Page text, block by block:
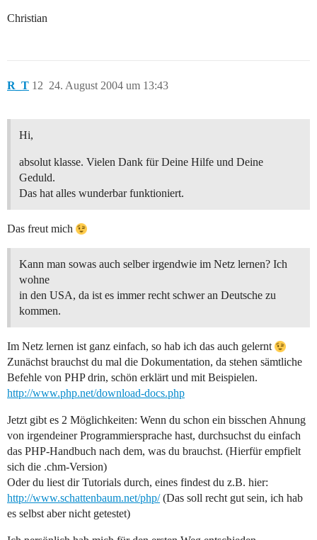
Christian
R_T 24. August 2004 um 13:43
12
Hi,
absolut klasse. Vielen Dank für Deine Hilfe und Deine
Geduld.
Das hat alles wunderbar funktioniert.
Das freut mich
Kann man sowas auch selber irgendwie im Netz lernen? Ich
wohne
in den USA, da ist es immer recht schwer an Deutsche zu
kommen.
Im Netz lernen ist ganz einfach, so hab ich das auch gelernt
Zunächst brauchst du mal die Dokumentation, da stehen sämtliche
Befehle von PHP drin, schön erklärt und mit Beispielen.
http://www.php.net/download-docs.php
Jetzt gibt es 2 Möglichkeiten: Wenn du schon ein bisschen Ahnung
von irgendeiner Programmiersprache hast, durchsuchst du einfach
das PHP-Handbuch nach dem, was du brauchst. (Hierfür empfielt
sich die .chm-Version)
Oder du liest dir Tutorials durch, eines findest du z.B. hier:
http://www.schattenbaum.net/php/(Das soll recht gut sein, ich hab
es selbst aber nicht getestet)